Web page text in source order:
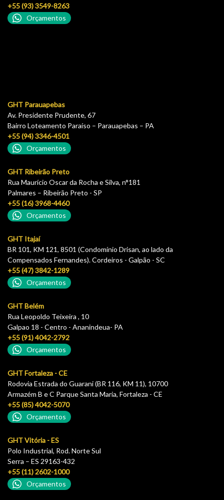
+55 (93) 3549-8263
Orçamentos
GHT Parauapebas
Av. Presidente Prudente, 67
Bairro Loteamento Paraíso – Parauapebas – PA
+55 (94) 3346-4501
Orçamentos
GHT Ribeirão Preto
Rua Maurício Oscar da Rocha e Silva, n°181
Palmares – Ribeirão Preto - SP
+55 (16) 3968-4460
Orçamentos
GHT Itajaí
BR 101, KM 121, 8501 (Condomínio Drisan, ao lado da
Compensados Fernandes). Cordeiros - Galpão - SC
+55 (47) 3842-1289
Orçamentos
GHT Belém
Rua Leopoldo Teixeira , 10
Galpao 18 - Centro - Ananindeua- PA
+55 (91) 4042-2792
Orçamentos
GHT Fortaleza - CE
Rodovia Estrada do Guarani (BR 116, KM 11), 10700
Armazém B e C Parque Santa Maria, Fortaleza - CE
+55 (85) 4042-5070
Orçamentos
GHT Vitória - ES
Polo Industrial, Rod. Norte Sul
Serra – ES 29163-432
+55 (11) 2602-1000
Orçamentos